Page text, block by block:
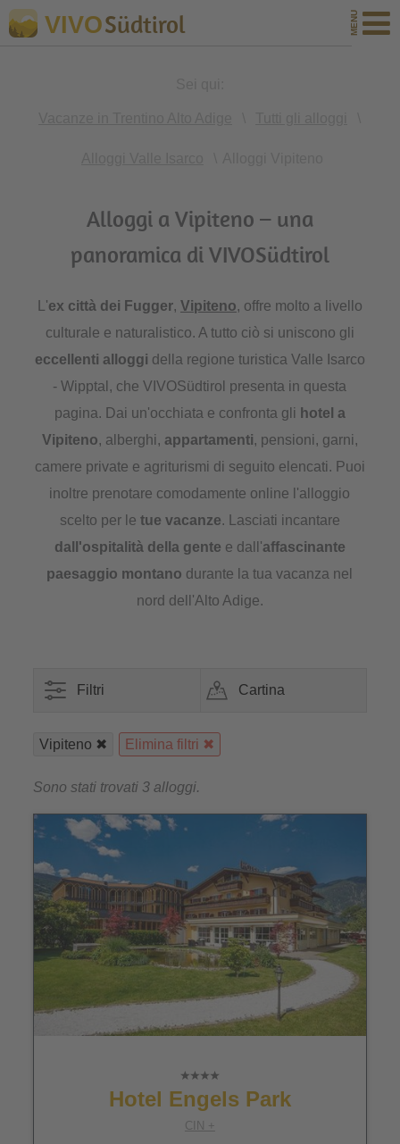
VIVOSüdtirol
Alloggi a Vipiteno – una
panoramica di VIVOSüdtirol
L'ex città dei Fugger, Vipiteno, offre molto a livello
culturale e naturalistico. A tutto ciò si uniscono gli
eccellenti alloggi della regione turistica Valle Isarco
- Wipptal, che VIVOSüdtirol presenta in questa
pagina. Dai un'occhiata e confronta gli hotel a
Vipiteno, alberghi, appartamenti, pensioni, garni,
camere private e agriturismi di seguito elencati. Puoi
inoltre prenotare comodamente online l'alloggio
scelto per le tue vacanze. Lasciati incantare
dall'ospitalità della gente e dall'affascinante
paesaggio montano durante la tua vacanza nel
nord dell'Alto Adige.
Filtri Cartina
Vipiteno Elimina filtri
Sono stati trovati 3 alloggi.
Hotel Engels Park
CIN +